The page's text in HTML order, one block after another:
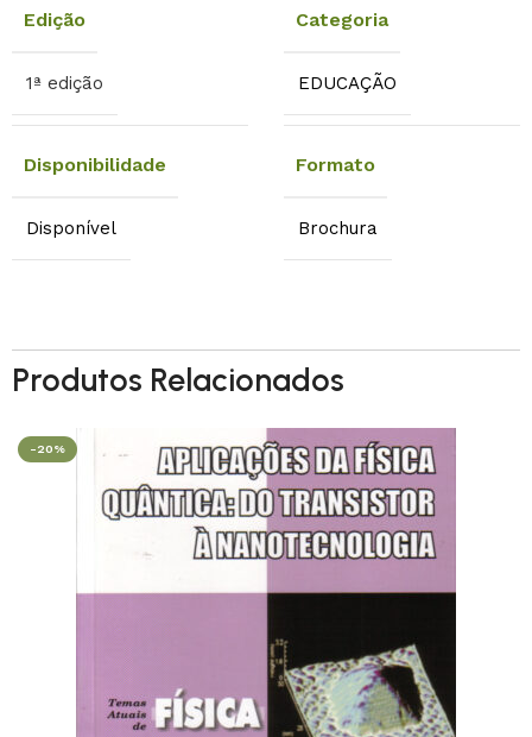
Edição
1ª edição
Categoria
EDUCAÇÃO
Disponibilidade
Disponível
Formato
Brochura
Produtos Relacionados
-20%